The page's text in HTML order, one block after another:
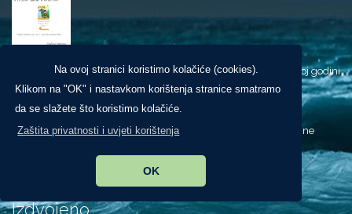
Na ovoj stranici koristimo kolačiće (cookies).
Klikom na "OK" i nastavkom korištenja stranice smatramo
da se slažete što koristimo kolačiće.
Zaštita privatnosti i uvjeti korištenja
OK
Odluka o dodjeli stipendija u školskoj akademskoj godini
2025-2026.
Proglašenje Dana žalosti 11. listopada 2025. godine
Izdvojeno